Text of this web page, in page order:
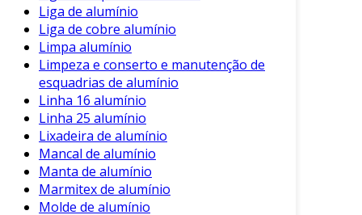
ambientes quentes.
Cada material tem seu espaço, mas a telha de
alumínio se destaca pela combinação única de
leveza e durabilidade.
Instalação da Telha de Alumínio
A instalação de telhas de alumínio deve ser
realizada por profissionais qualificados. A
aplicação correta é crucial para garantir a
performance do material e evitar problemas
Liga de alumínio
Liga de cobre alumínio
Limpa alumínio
Limpeza e conserto e manutenção de
esquadrias de alumínio
Linha 16 alumínio
Linha 25 alumínio
Lixadeira de alumínio
Mancal de alumínio
Manta de alumínio
Marmitex de alumínio
Molde de alumínio